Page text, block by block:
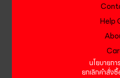
Help
นโยบายก
ยกเลิกคำสั่งซื้